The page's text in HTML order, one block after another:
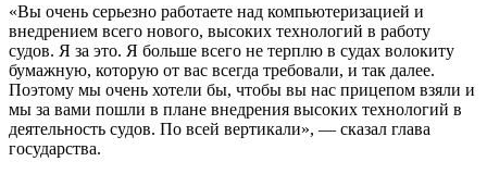
«Вы очень серьезно работаете над компьютеризацией и
внедрением всего нового, высоких технологий в работу
судов. Я за это. Я больше всего не терплю в судах волокиту
бумажную, которую от вас всегда требовали, и так далее.
Поэтому мы очень хотели бы, чтобы вы нас прицепом взяли и
мы за вами пошли в плане внедрения высоких технологий в
деятельность судов. По всей вертикали», — сказал глава
государства.